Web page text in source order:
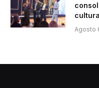
Agosto